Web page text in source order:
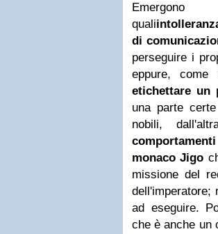
quali
di
perseguire i
eppure,
etichettare un
una parte
nobili,
monaco Jigo
missione del
ad eseguire.
che è anche un